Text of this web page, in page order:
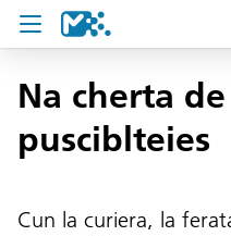
Crissa
Chertes de viac
Na cherta
pusciblteies
Cun la curiera, la